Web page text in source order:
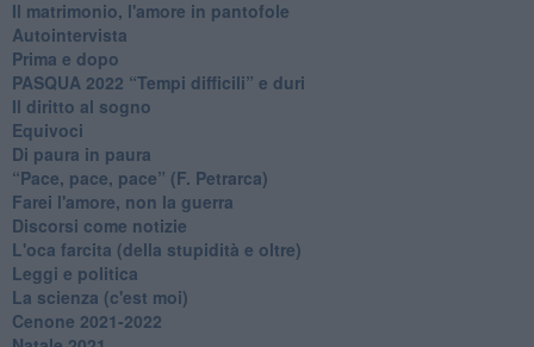
Il matrimonio, l'amore in pantofole
Autointervista
Prima e dopo
​PASQUA 2022 “Tempi difficili” e duri
Il diritto al sogno
Equivoci
Di paura in paura
​“Pace, pace, pace” (F. Petrarca)
Farei l'amore, non la guerra
Discorsi come notizie
L'oca farcita (della stupidità e oltre)
Leggi e politica
La scienza (c'est moi)
Cenone 2021-2022